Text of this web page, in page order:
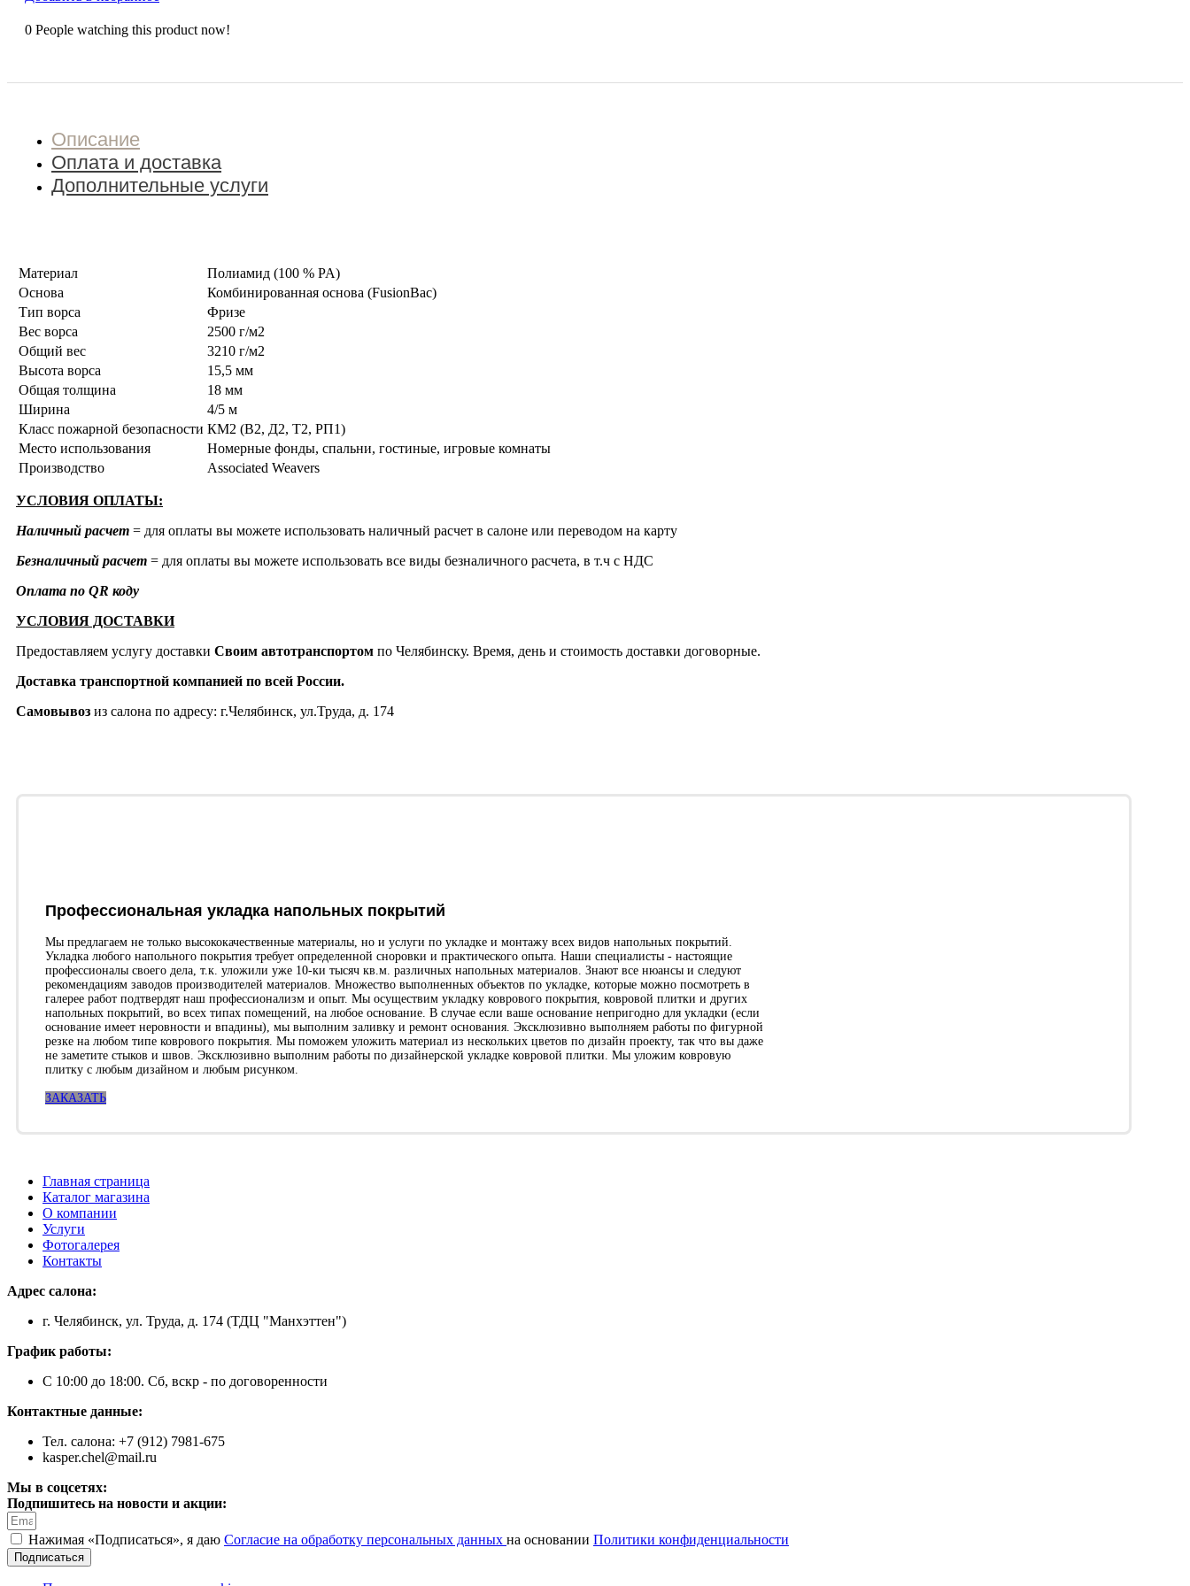
0 People watching this product now!
Описание
Оплата и доставка
Дополнительные услуги
Материал
Полиамид (100 % PA)
Основа
Комбинированная основа (FusionBac)
Тип ворса
Фризе
Вес ворса
2500 г/м2
Общий вес
3210 г/м2
Высота ворса
15,5 мм
Общая толщина
18 мм
Ширина
4/5 м
Класс пожарной безопасности КМ2 (В2, Д2, Т2, РП1)
Место использования
Номерные фонды, спальни, гостиные, игровые комнаты
Производство
Associated Weavers
УСЛОВИЯ ОПЛАТЫ:
Наличный расчет = для оплаты вы можете использовать наличный расчет в салоне или переводом на карту
Безналичный расчет = для оплаты вы можете использовать все виды безналичного расчета, в т.ч с НДС
Оплата по QR коду
УСЛОВИЯ ДОСТАВКИ
Предоставляем услугу доставки Своим автотранспортом по Челябинску. Время, день и стоимость доставки договорные.
Доставка транспортной компанией по всей России.
Самовывоз из салона по адресу: г.Челябинск, ул.Труда, д. 174
Профессиональная укладка напольных покрытий
Мы предлагаем не только высококачественные материалы, но и услуги по укладке и монтажу всех видов напольных покрытий.
Укладка любого напольного покрытия требует определенной сноровки и практического опыта. Наши специалисты - настоящие
профессионалы своего дела, т.к. уложили уже 10-ки тысяч кв.м. различных напольных материалов. Знают все нюансы и следуют
рекомендациям заводов производителей материалов. Множество выполненных объектов по укладке, которые можно посмотреть в
галерее работ подтвердят наш профессионализм и опыт. Мы осуществим укладку коврового покрытия, ковровой плитки и других
напольных покрытий, во всех типах помещений, на любое основание. В случае если ваше основание непригодно для укладки (если
основание имеет неровности и впадины), мы выполним заливку и ремонт основания. Эксклюзивно выполняем работы по фигурной
резке на любом типе коврового покрытия. Мы поможем уложить материал из нескольких цветов по дизайн проекту, так что вы даже
не заметите стыков и швов. Эксклюзивно выполним работы по дизайнерской укладке ковровой плитки. Мы уложим ковровую
плитку с любым дизайном и любым рисунком.
ЗАКАЗАТЬ
Главная страница
Каталог магазина
О компании
Услуги
Фотогалерея
Контакты
Адрес салона:
г. Челябинск, ул. Труда, д. 174 (ТДЦ "Манхэттен")
График работы:
С 10:00 до 18:00. Сб, вскр - по договоренности
Контактные данные:
Тел. салона: +7 (912) 7981-675
kasper.chel@mail.ru
Мы в соцсетях:
Подпишитесь на новости и акции:
Нажимая «Подписаться», я даю Согласие на обработку персональных данных на основании Политики конфиденциальности
Подписаться